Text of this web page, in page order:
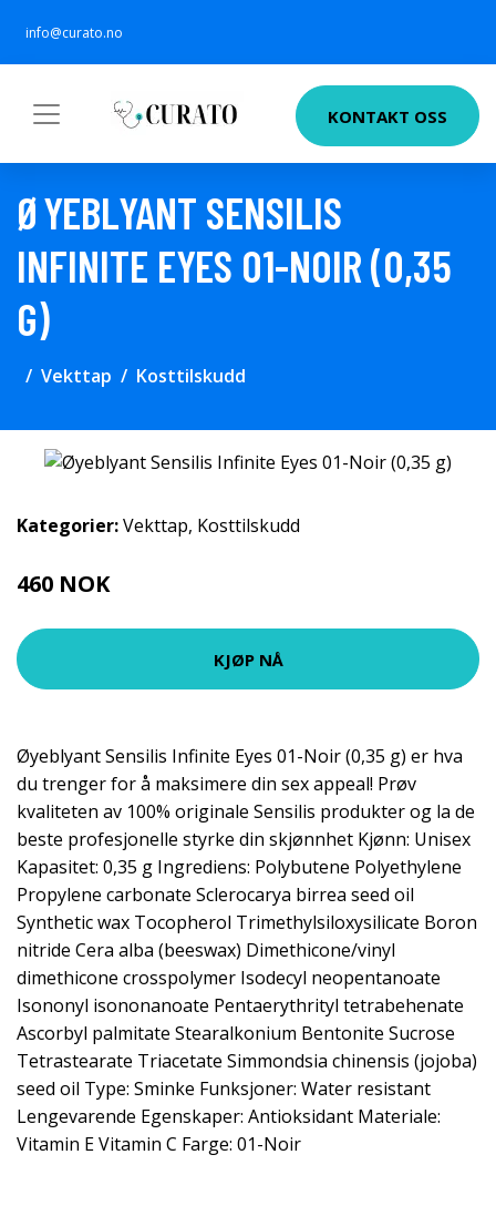
info@curato.no
KONTAKT OSS
ØYEBLYANT SENSILIS
INFINITE EYES 01-NOIR (0,35
G)
Vekttap Kosttilskudd
Kategorier:Vekttap, Kosttilskudd
460 NOK
KJØP NÅ
Øyeblyant Sensilis Infinite Eyes 01-Noir (0,35 g) er hva
du trenger for å maksimere din sex appeal! Prøv
kvaliteten av 100% originale Sensilis produkter og la de
beste profesjonelle styrke din skjønnhet Kjønn: Unisex
Kapasitet: 0,35 g Ingrediens: Polybutene Polyethylene
Propylene carbonate Sclerocarya birrea seed oil
Synthetic wax Tocopherol Trimethylsiloxysilicate Boron
nitride Cera alba (beeswax) Dimethicone/vinyl
dimethicone crosspolymer Isodecyl neopentanoate
Isononyl isononanoate Pentaerythrityl tetrabehenate
Ascorbyl palmitate Stearalkonium Bentonite Sucrose
Tetrastearate Triacetate Simmondsia chinensis (jojoba)
seed oil Type: Sminke Funksjoner: Water resistant
Lengevarende Egenskaper: Antioksidant Materiale:
Vitamin E Vitamin C Farge: 01-Noir